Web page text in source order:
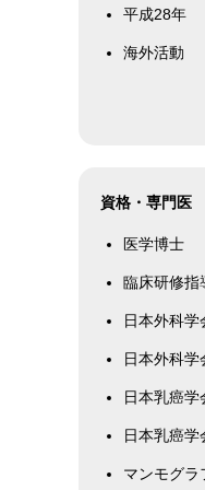
平成28年
海外活動
資格・専門医
医学博士
臨床研修指
日本外科学
日本外科学
日本乳癌学
日本乳癌学
マンモグラ